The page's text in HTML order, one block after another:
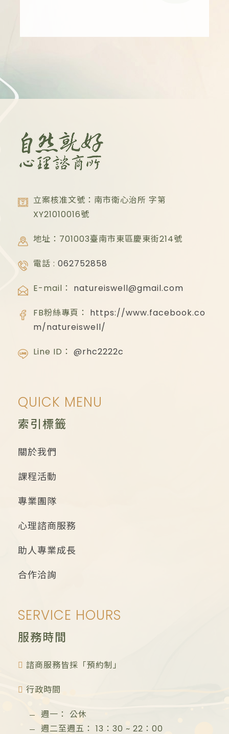
立案核准文號：南市衛心治所 字第
XY21010016號
地址：701003臺南市東區慶東街214號
電話 : 062752858
E-mail： natureiswell@gmail.com
FB粉絲專頁： https://www.facebook.co
m/natureiswell/
Line ID： @rhc2222c
QUICK MENU
索引標籤
關於我們
課程活動
專業團隊
心理諮商服務
助人專業成長
合作洽詢
SERVICE HOURS
服務時間
諮商服務皆採「預約制」
行政時間
週一：
公休
週二至週五： 13：30 ~ 22：00